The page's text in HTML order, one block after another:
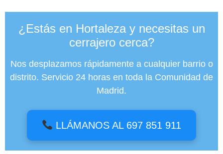
¿Estás en Hortaleza y necesitas un
cerrajero cerca?
Nos desplazamos rápidamente a cualquier barrio o
distrito. Servicio 24 horas en toda la Comunidad de
Madrid.
LLÁMANOS AL 697 851 911